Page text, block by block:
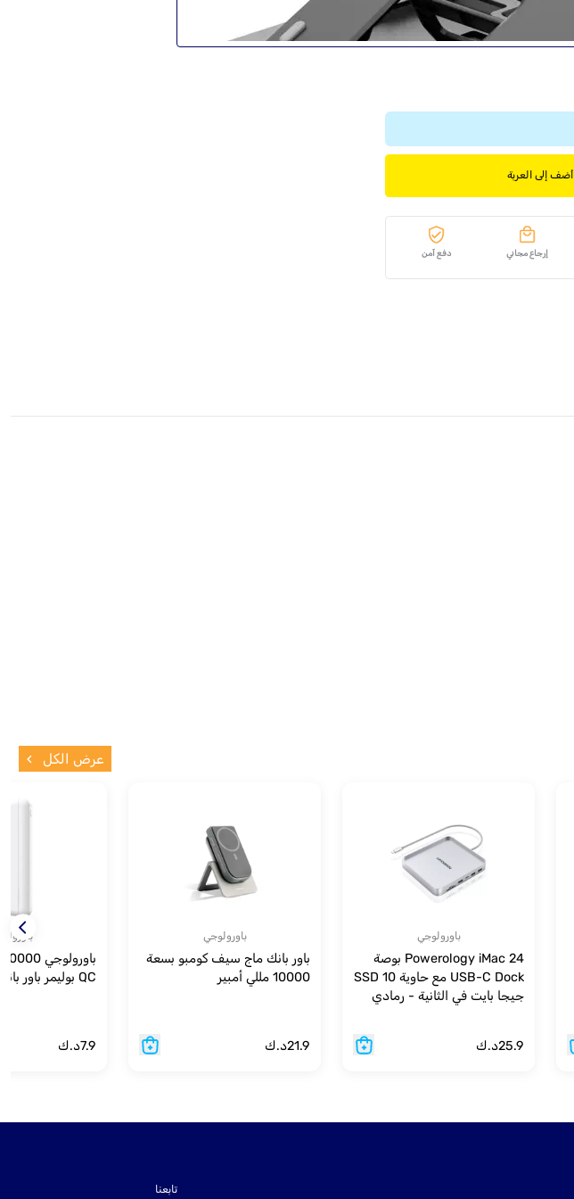
أضف إلى العربة
إرجاع مجاني دفع آمن
عرض الكل
باورولوجي
Powerology iMac 24 بوصة
USB-C Dock مع حاوية SSD 10
جيجا بايت في الثانية - رمادي
25.9د.ك
باورولوجي
باور بانك ماج سيف كومبو بسعة
10000 مللي أمبير
21.9د.ك
QC بوليمر باور بانك - أبيض
7.9د.ك
تابعنا